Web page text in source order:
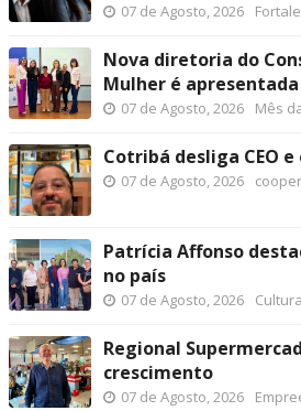
07 de Agosto, 2026
Nova diretoria do
Mulher é
07 de Agosto, 2026 Mês
Cotribá desliga CEO
07 de Agosto, 2026
Patrícia Affonso
no país
07 de Agosto, 2026 Cultura
Regional
crescimento
07 de Agosto, 2026